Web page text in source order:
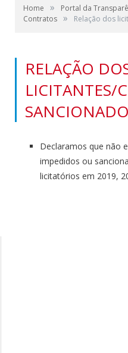
Home » Portal da
Contratos » Relação dos
RELAÇÃO
LICITANTES/
Declaramos que não
impedidos ou
licitatórios em 2019,